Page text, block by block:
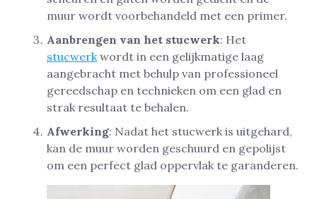
muur wordt voorbehandeld met een primer.
Aanbrengen van het stucwerk: Het
stucwerkwordt in een gelijkmatige laag
aangebracht met behulp van professioneel
gereedschap en technieken om een glad en
strak resultaat te behalen.
Afwerking: Nadat het stucwerk is uitgehard,
kan de muur worden geschuurd en gepolijst
om een perfect glad oppervlak te garanderen.